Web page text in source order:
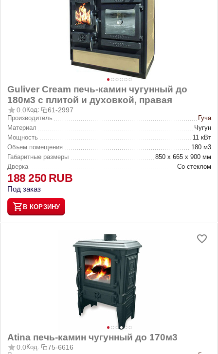
Guliver Cream печь-камин чугунный до
180м3 с плитой и духовкой, правая
0.0 Код: 61-2997
Производитель
Гуча
Материал
Чугун
Мощность
11 кВт
Объем помещения
180 м3
Габаритные размеры
850 х 665 х 900 мм
Дверка
Со стеклом
188 250 RUB
Под заказ
В КОРЗИНУ
Atina печь-камин чугунный до 170м3
0.0 Код: 75-6616